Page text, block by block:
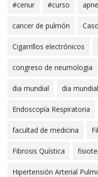
#cenur #curso
cancer de pulmón
Cigarrillos electrónicos
congreso de neumologia
dia mundial dia
Endoscopía Respiratoria
facultad de medicina
Fibrosis Quística
Hipertensión Arterial